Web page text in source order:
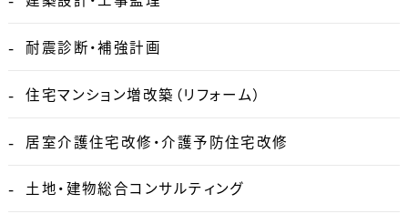
耐震診断・補強計画
住宅マンション増改築（リフォーム）
居室介護住宅改修・介護予防住宅改修
土地・建物総合コンサルティング